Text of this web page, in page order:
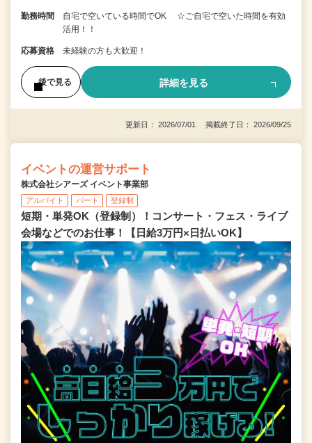
勤務時間
自宅で空いている時間でOK ☆ご自宅で空いた時間を有効
活用！！
応募資格 未経験の方も大歓迎！
後で見る 詳細を見る
更新日： 2026/07/01 掲載終了日： 2026/09/25
イベントの運営サポート
株式会社シアーズ イベント事業部
アルバイト パート 登録制
短期・単発OK（登録制）！コンサート・フェス・ライブ
会場などでのお仕事！【日給3万円×日払いOK】